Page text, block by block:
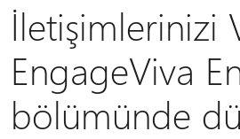
İletişimlerinizi
EngageViva
bölümünde